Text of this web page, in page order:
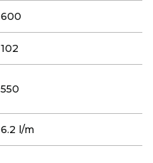
600
102
550
6.2 l/m